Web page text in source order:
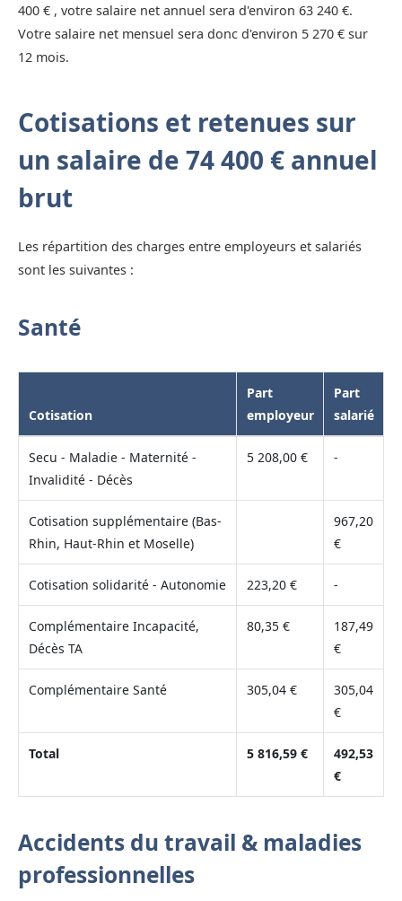
400 € , votre salaire net annuel sera d'environ 63 240 €.
Votre salaire net mensuel sera donc d'environ 5 270 € sur
12 mois.
Cotisations et retenues sur
un salaire de 74 400 € annuel
brut
Les répartition des charges entre employeurs et salariés
sont les suivantes :
Santé
Cotisation
Part
employeur
Part
salarié
Secu - Maladie - Maternité -
Invalidité - Décès
5 208,00 € -
Cotisation supplémentaire (Bas-
Rhin, Haut-Rhin et Moselle)
967,20
€
Cotisation solidarité - Autonomie 223,20 € -
Complémentaire Incapacité,
Décès TA
80,35 €
187,49
€
Complémentaire Santé 305,04 €
305,04
€
Total 5 816,59 €
492,53
€
Accidents du travail & maladies
professionnelles